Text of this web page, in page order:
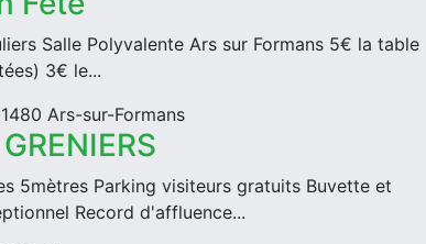
Salle Polyvalente Ars sur Formans 5€ la table
3€ le...
Ars-sur-Formans
5mètres Parking visiteurs gratuits Buvette et
Record d'affluence...